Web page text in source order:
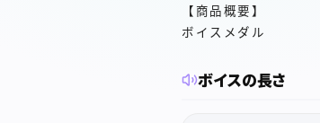
【商品概要】
ボイスメダル
ボイスの長さ